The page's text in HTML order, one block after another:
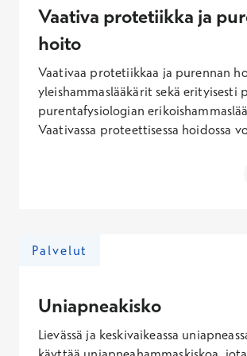
erikseen hinnaston mukaisesti.
Vaativa protetiikka ja
hoito
Vaativaa protetiikkaa ja purennan
yleishammaslääkärit sekä erityisesti
purentafysiologian
Vaativassa proteettisessa hoidossa
proteettisella rakenteella. Vaativia
erikoisalojen kanssa. Arviointikäynnin
(lauantaisin), 146,60 – 514,10 €
Hoidon kokonaishinta riippuu
tarpeista.
Palvelut
Uniapneakisko
Lievässä ja keskivaikeassa